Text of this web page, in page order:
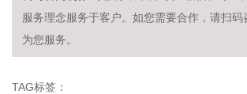
服务理念服务于客户。如您需要合作，请扫
为您服务。
TAG标签：